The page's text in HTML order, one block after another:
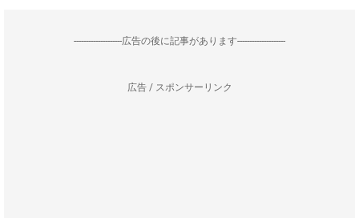
--------------------広告の後に記事があります--------------------
広告 / スポンサーリンク